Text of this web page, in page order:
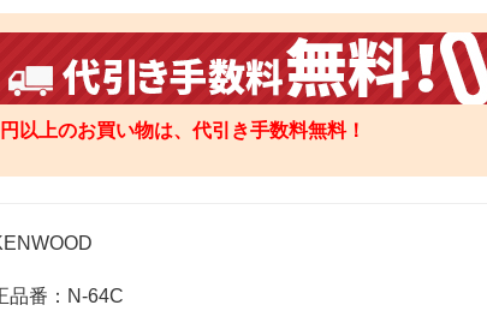
以上のお買い物は、代引き手数料無料！
品番：N-64C